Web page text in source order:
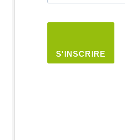
S'INSCRIRE